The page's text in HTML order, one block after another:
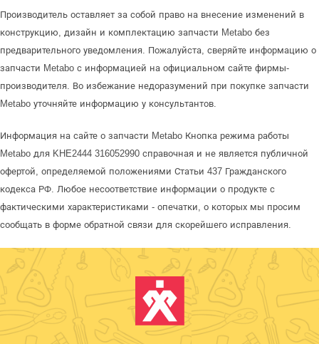
Производитель оставляет за собой право на внесение изменений в
конструкцию, дизайн и комплектацию запчасти Metabo без
предварительного уведомления. Пожалуйста, сверяйте информацию о
запчасти Metabo с информацией на официальном сайте фирмы-
производителя. Во избежание недоразумений при покупке запчасти
Metabo уточняйте информацию у консультантов.
Информация на сайте о запчасти Metabo Кнопка режима работы
Metabo для KHE2444 316052990 справочная и не является публичной
офертой, определяемой положениями Статьи 437 Гражданского
кодекса РФ. Любое несоответствие информации о продукте с
фактическими характеристиками - опечатки, о которых мы просим
сообщать в форме обратной связи для скорейшего исправления.